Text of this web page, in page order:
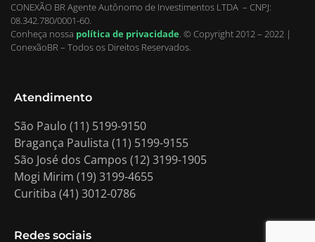
CONEXÃO BR Agente Autônomo de Investimentos LTDA – CNPJ:
08.342.780/0001-60.
Conheça nossa política de privacidade. © Copyright 2012 – 2022 |
ConexãoBR – Todos os Direitos Reservados.
Atendimento
São Paulo (11) 5199-9150
Bragança Paulista (11) 5199-9155
São José dos Campos (12) 3199-1905
Mogi Mirim (19) 3199-4655
Curitiba (41) 3012-0786
Redes sociais